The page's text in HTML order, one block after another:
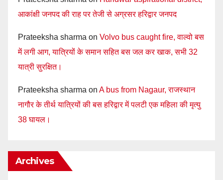
आकांक्षी जनपद की राह पर तेजी से अग्रसर हरिद्वार जनपद
Prateeksha sharma on Volvo bus caught fire, वाल्वो बस
में लगी आग, यात्रियों के समान सहित बस जल कर खाक, सभी 32
यात्री सुरक्षित।
Prateeksha sharma on A bus from Nagaur, राजस्थान
नागौर के तीर्थ यात्रियों की बस हरिद्वार में पलटी एक महिला की मृत्यु
38 घायल।
Archives